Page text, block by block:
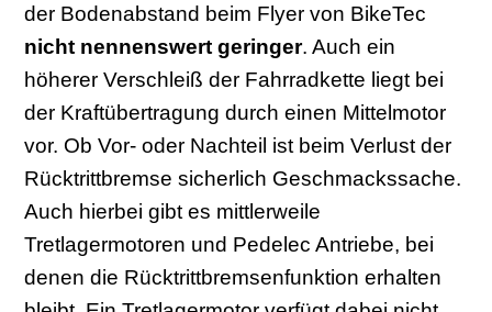
der Bodenabstand beim Flyer von BikeTec
nicht nennenswert geringer. Auch ein
höherer Verschleiß der Fahrradkette liegt bei
der Kraftübertragung durch einen Mittelmotor
vor. Ob Vor- oder Nachteil ist beim Verlust der
Rücktrittbremse sicherlich Geschmackssache.
Auch hierbei gibt es mittlerweile
Tretlagermotoren und Pedelec Antriebe, bei
denen die Rücktrittbremsenfunktion erhalten